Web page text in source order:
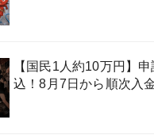
【国民1人約10万円】
込！8月7日から順次入